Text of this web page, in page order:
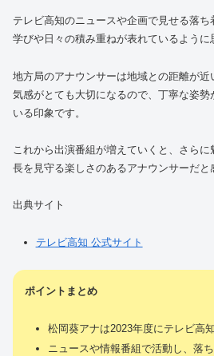
テレビ高知のニュースや企画で見せる落
学びや日々の積み重ねが表れているように
地方局のアナウンサーは地域との距離が
気感がとても大切になるので、丁寧な姿
いる印象です。
これから出演番組が増えていくと、さら
長を見守る楽しさのあるアナウンサーだと
出典サイト
テレビ高知 公式サイト
ポイントまとめ
松岡葵アナは2023年度にテレビ高知
ニュースや情報番組で活動し、落